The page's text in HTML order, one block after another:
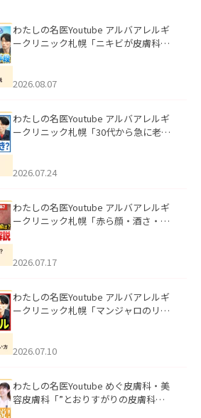
わたしの名医Youtube アルバアレルギ
ークリニック札幌「ニキビが皮膚科で
ました。
2026.08.07
わたしの名医Youtube アルバアレルギ
ークリニック札幌「30代から急に老け
た。
2026.07.24
わたしの名医Youtube アルバアレルギ
ークリニック札幌「赤ら顔・酒さ・ニ
した。
2026.07.17
わたしの名医Youtube アルバアレルギ
ークリニック札幌「マンジャロのリア
た。
2026.07.10
わたしの名医Youtube めぐ皮膚科・美
容皮膚科「”とおりすがりの皮膚科